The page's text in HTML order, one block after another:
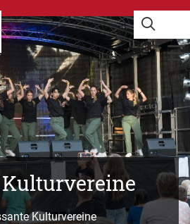
Kulturvereine